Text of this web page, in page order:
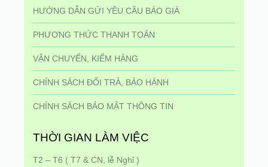
HƯỚNG DẪN GỬI YÊU CẦU BÁO GIÁ
PHƯƠNG THỨC THANH TOÁN
VẬN CHUYỂN, KIỂM HÀNG
CHÍNH SÁCH ĐỔI TRẢ, BẢO HÀNH
CHÍNH SÁCH BẢO MẬT THÔNG TIN
THỜI GIAN LÀM VIỆC
T2 – T6 ( T7 & CN, lễ Nghỉ )